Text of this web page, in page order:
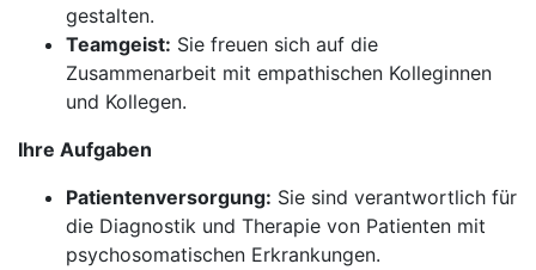
gestalten.
Teamgeist: Sie freuen sich auf die
Zusammenarbeit mit empathischen Kolleginnen
und Kollegen.
Ihre Aufgaben
Patientenversorgung: Sie sind verantwortlich für
die Diagnostik und Therapie von Patienten mit
psychosomatischen Erkrankungen.